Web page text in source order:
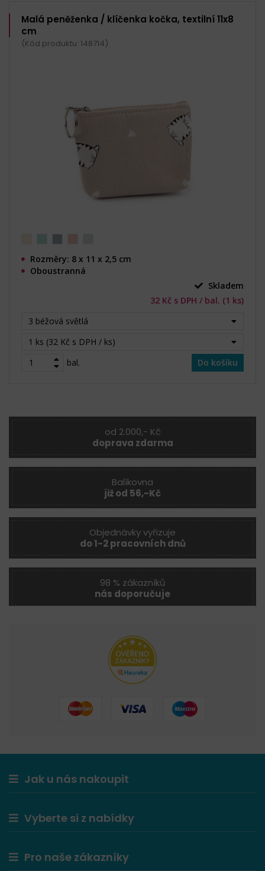
Malá peněženka / klíčenka kočka, textilní 11x8
cm
(Kód produktu: 148714)
Rozměry: 8 x 11 x 2,5 cm
Oboustranná
Skladem
32 Kč s DPH / bal. (1 ks)
3 béžová světlá
1 ks (32 Kč s DPH / ks)
bal.
Do košíku
od 2.000,- Kč
doprava zdarma
Balíkovna
již od 56,-Kč
Objednávky vyřizuje
do 1-2 pracovních dnů
98 % zákazníků
nás doporučuje
Jak u nás nakoupit
Vyberte si z nabídky
Pro naše zákazníky